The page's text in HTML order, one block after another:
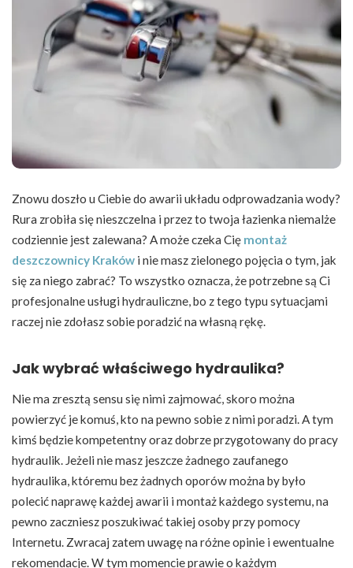
Znowu doszło u Ciebie do awarii układu odprowadzania wody?
Rura zrobiła się nieszczelna i przez to twoja łazienka niemalże
codziennie jest zalewana? A może czeka Cię montaż
deszczownicy Kraków i nie masz zielonego pojęcia o tym, jak
się za niego zabrać? To wszystko oznacza, że potrzebne są Ci
profesjonalne usługi hydrauliczne, bo z tego typu sytuacjami
raczej nie zdołasz sobie poradzić na własną rękę.
Jak wybrać właściwego hydraulika?
Nie ma zresztą sensu się nimi zajmować, skoro można
powierzyć je komuś, kto na pewno sobie z nimi poradzi. A tym
kimś będzie kompetentny oraz dobrze przygotowany do pracy
hydraulik. Jeżeli nie masz jeszcze żadnego zaufanego
hydraulika, któremu bez żadnych oporów można by było
polecić naprawę każdej awarii i montaż każdego systemu, na
pewno zaczniesz poszukiwać takiej osoby przy pomocy
Internetu. Zwracaj zatem uwagę na różne opinie i ewentualne
rekomendacje. W tym momencie prawie o każdym